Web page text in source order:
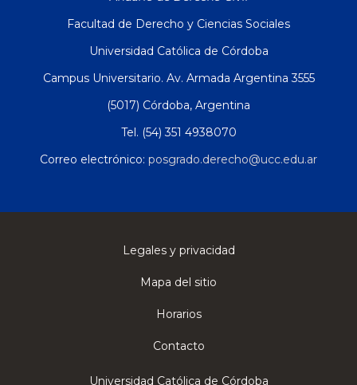
Facultad de Derecho y Ciencias Sociales
Universidad Católica de Córdoba
Campus Universitario. Av. Armada Argentina 3555
(5017) Córdoba, Argentina
Tel. (54) 351 4938070
Correo electrónico: posgrado.derecho@ucc.edu.ar
Legales y privacidad
Mapa del sitio
Horarios
Contacto
Universidad Católica de Córdoba